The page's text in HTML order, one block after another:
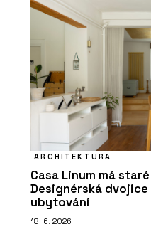
ARCHITEKTURA
Casa Linum má
Designérská
ubytování
18. 6. 2026